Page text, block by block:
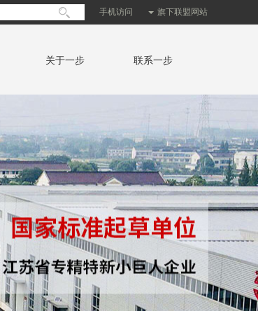
手机访问 旗下联盟网站
关于一步 联系一步